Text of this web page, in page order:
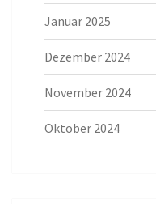
Januar 2025
Dezember 2024
November 2024
Oktober 2024